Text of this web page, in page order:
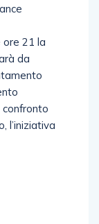
ore 21 la
da
l’iniziativa